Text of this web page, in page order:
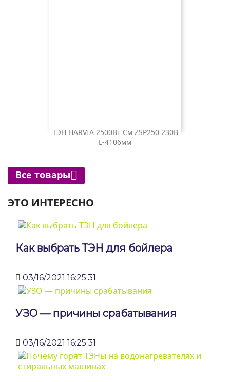
ТЭН HARVIA 2500Вт См ZSP250 230В
L-4106мм
Все товары
ЭТО ИНТЕРЕСНО
Как выбрать ТЭН для бойлера
03/16/2021 16:25:31
УЗО — причины срабатывания
03/16/2021 16:25:31